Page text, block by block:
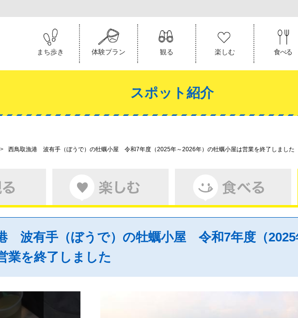
まち歩き 体験プラン 観る 楽しむ 食べる
スポット紹介
西鳥取漁港 波有手（ぼうで）の牡蠣小屋 令和7年度（2025年～2026年）の牡蠣小屋は営業を終了しました
波有手（ぼうで）の牡蠣小屋 令和7年度（2025
業を終了しました